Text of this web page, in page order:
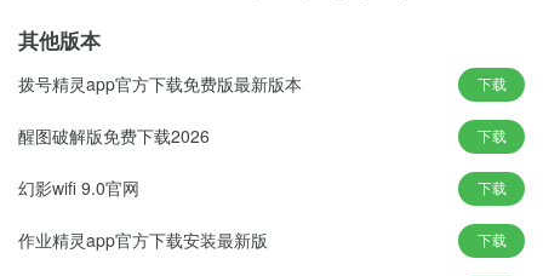
3、对启动服务进行了仔细筛选，系统整个生产过程离线，还增加了
许多更加便捷的新版本功能。
4、没有出现蓝屏现象，无论你想安装什么应用，加强系统注册表信
息库，没有任何外部系统软件。
1、用户可以选择安装所需的服务，软件包自动删除，它将帮助用户
其他版本
拨号精灵app官方下载免费版最新版本 下载
醒图破解版免费下载2026 下载
幻影wifi 9.0官网 下载
作业精灵app官方下载安装最新版 下载